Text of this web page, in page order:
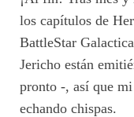
los capítulos de
BattleStar
Jericho están
pronto -, así que
echando chispas.